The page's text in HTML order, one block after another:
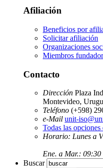
Afiliación
Beneficios por
Solicitar afiliación
Organizaciones
Miembros
Contacto
Dirección Plaza
Montevideo,
Teléfono (+598)
e-Mail unit-
Todas las opciones
Horario: Lunes a
Ene. a Mar.:
Buscar